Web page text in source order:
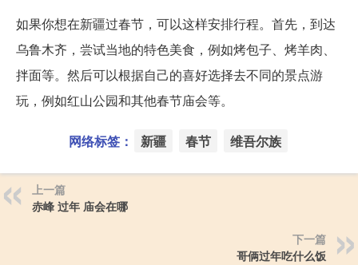
如果你想在新疆过春节，可以这样安排行程。首先，到达
乌鲁木齐，尝试当地的特色美食，例如烤包子、烤羊肉、
拌面等。然后可以根据自己的喜好选择去不同的景点游
玩，例如红山公园和其他春节庙会等。
网络标签： 新疆 春节 维吾尔族
上一篇
赤峰 过年 庙会在哪
下一篇
哥俩过年吃什么饭